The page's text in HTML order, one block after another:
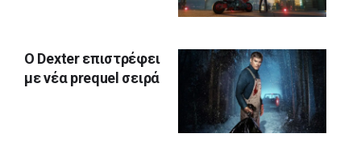
O Dexter επιστρέφει
με νέα prequel σειρά